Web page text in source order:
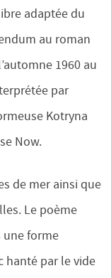
adaptée du
au roman
1960 au
par
Kotryna
Now.
de mer ainsi que
Le poème
une forme
hanté par le vide